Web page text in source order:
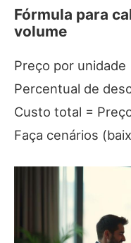
Fórmula para
volume
Preço por
Percentual de
Custo total =
Faça cenários